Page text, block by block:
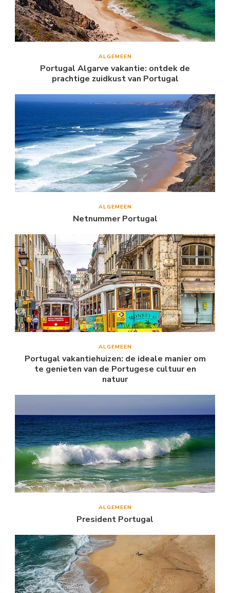
ALGEMEEN
Portugal Algarve vakantie: ontdek de
prachtige zuidkust van Portugal
ALGEMEEN
Netnummer Portugal
ALGEMEEN
Portugal vakantiehuizen: de ideale manier om
te genieten van de Portugese cultuur en
natuur
ALGEMEEN
President Portugal